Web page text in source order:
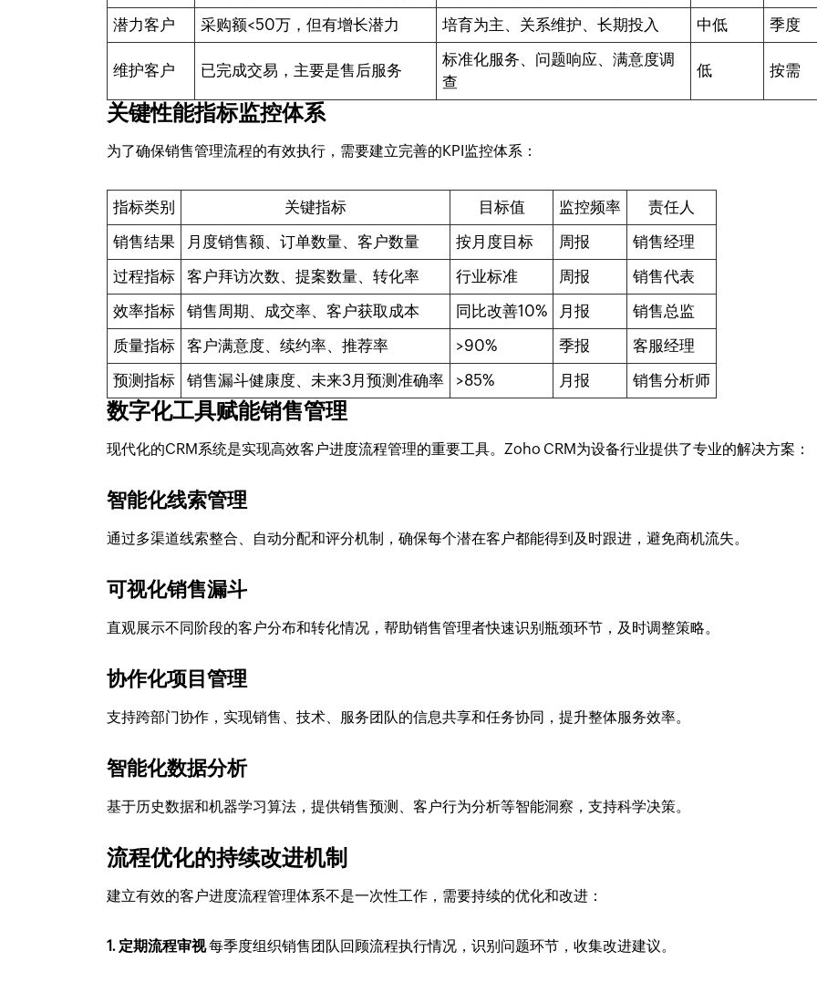
潜力客户
采购额<50万，但有增长潜力 培育为主、关系维护、长期投入 中低 季度
维护客户 已完成交易，主要是售后服务
标准化服务、问题响应、满意度调
查
低 按需
关键性能指标监控体系
为了确保销售管理流程的有效执行，需要建立完善的KPI监控体系：
指标类别 关键指标 目标值 监控频率
责任人
销售结果
月度销售额、订单数量、客户数量 按月度目标 周报
销售经理
过程指标
客户拜访次数、提案数量、转化率 行业标准 周报
销售代表
效率指标
销售周期、成交率、客户获取成本 同比改善10% 月报
销售总监
质量指标
客户满意度、续约率、推荐率 >90% 季报
客服经理
预测指标
销售漏斗健康度、未来3月预测准确率 >85% 月报 销售分析师
数字化工具赋能销售管理
现代化的CRM系统是实现高效客户进度流程管理的重要工具。Zoho CRM为设备行业提供了专业的解决方案：
智能化线索管理
通过多渠道线索整合、自动分配和评分机制，确保每个潜在客户都能得到及时跟进，避免商机流失。
可视化销售漏斗
直观展示不同阶段的客户分布和转化情况，帮助销售管理者快速识别瓶颈环节，及时调整策略。
协作化项目管理
支持跨部门协作，实现销售、技术、服务团队的信息共享和任务协同，提升整体服务效率。
智能化数据分析
基于历史数据和机器学习算法，提供销售预测、客户行为分析等智能洞察，支持科学决策。
流程优化的持续改进机制
建立有效的客户进度流程管理体系不是一次性工作，需要持续的优化和改进：
1. 定期流程审视每季度组织销售团队回顾流程执行情况，识别问题环节，收集改进建议。